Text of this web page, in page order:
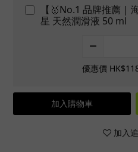
【🥇No.1 品牌推薦 |
星 天然潤滑液 50 ml
優惠價
加入購物車
加入